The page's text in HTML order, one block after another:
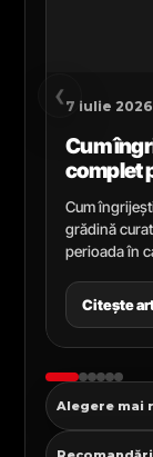
‹ 7 iulie 2026
Cum
complet
Cum
grădină
perioada în
Citește
Alegere mai